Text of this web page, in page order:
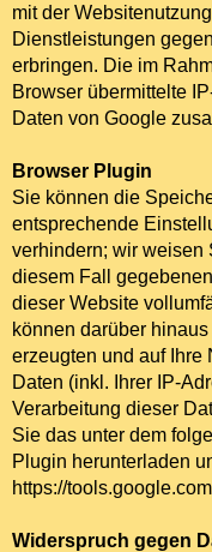
mit der
Dienstleistungen
erbringen. Die im
Browser übermittelte
Daten von Google
Browser Plugin
Sie können die
entsprechende
verhindern; wir weisen
diesem Fall
dieser Website
können darüber
erzeugten und auf Ihre
Daten (inkl. Ihrer IP-
Verarbeitung dieser
Sie das unter dem
Plugin herunterladen
https://
Widerspruch gegen